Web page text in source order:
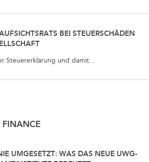
BEI STEUERSCHÄDEN
Steuererklärung und damit...
FINANCE
UMGESETZT: WAS DAS NEUE UWG-